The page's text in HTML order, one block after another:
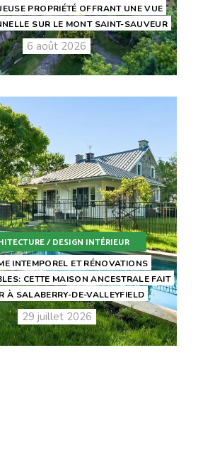
PROPRIÉTÉ OFFRANT UNE VUE
SUR LE MONT SAINT-SAUVEUR
6 août 2026
/ DESIGN INTÉRIEUR
INTEMPOREL ET RÉNOVATIONS
CETTE MAISON ANCESTRALE FAIT
À SALABERRY-DE-VALLEYFIELD
29 juillet 2026